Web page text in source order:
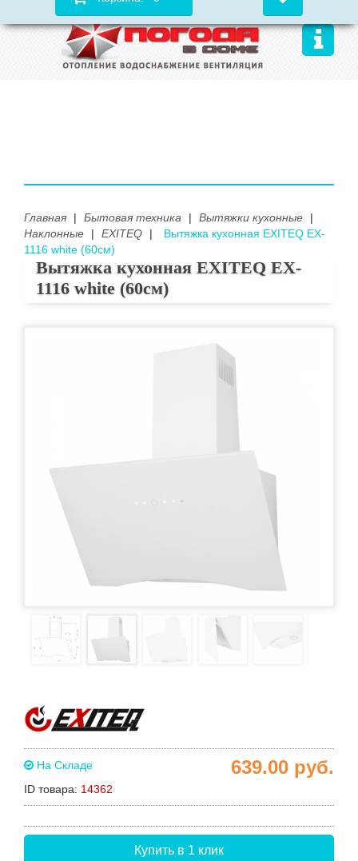
Главная | Бытовая техника | Вытяжки кухонные
|
Наклонные
| EXITEQ |
Вытяжка кухонная EXITEQ EX-
1116 white (60см)
Вытяжка кухонная EXITEQ EX-
1116 white (60см)
На Складе
ID товара: 14362
639.00 руб.
Купить в 1 клик